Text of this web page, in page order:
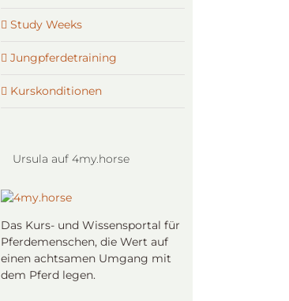
Study Weeks
Jungpferdetraining
Kurskonditionen
Ursula auf 4my.horse
Das Kurs- und Wissensportal für
Pferdemenschen, die Wert auf
einen achtsamen Umgang mit
dem Pferd legen.